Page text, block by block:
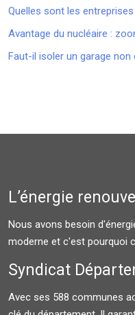
Quelles sont les
Avantage du nucléaire :
Faut-il isoler un garage
L’énergie
Nous avons besoin
moderne et c'est pourquoi
Syndicat
Avec ses 588 communes